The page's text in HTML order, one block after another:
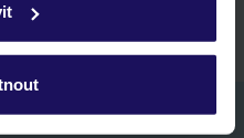
do vaší e-mailové